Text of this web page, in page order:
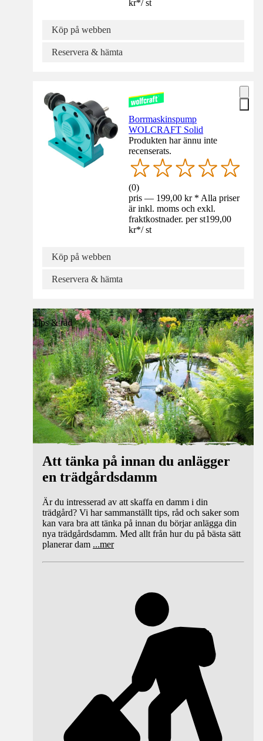
kr*/ st
Köp på webben
Reservera & hämta
Borrmaskinspump
WOLCRAFT Solid
Produkten har ännu inte
recenserats.
(0)
pris — 199,00 kr * Alla priser
är inkl. moms och exkl.
fraktkostnader. per st199,00
kr*/ st
Köp på webben
Reservera & hämta
Tips & råd
Att tänka på innan du anlägger
en trädgårdsdamm
Är du intresserad av att skaffa en damm i din
trädgård? Vi har sammanställt tips, råd och saker som
kan vara bra att tänka på innan du börjar anlägga din
nya trädgårdsdamm. Med allt från hur du på bästa sätt
planerar dam ...mer